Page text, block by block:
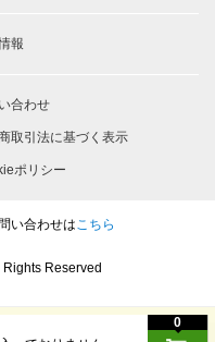
0
報
合わせ
取引法に基づく表示
ポリシー
い合わせはこちら
Reserved